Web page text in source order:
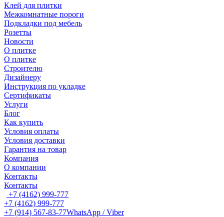
Клей для плитки
Межкомнатные пороги
Подкладки под мебель
Розетты
Новости
О плитке
О плитке
Строителю
Дизайнеру
Инструкция по укладке
Сертификаты
Услуги
Блог
Как купить
Условия оплаты
Условия доставки
Гарантия на товар
Компания
О компании
Контакты
Контакты
+7 (4162) 999-777
+7 (4162) 999-777
+7 (914) 567-83-77WhatsApp / Viber